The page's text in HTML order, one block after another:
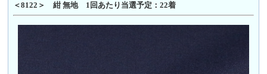
＜8122＞ 紺 無地 1回あたり当選予定：22着